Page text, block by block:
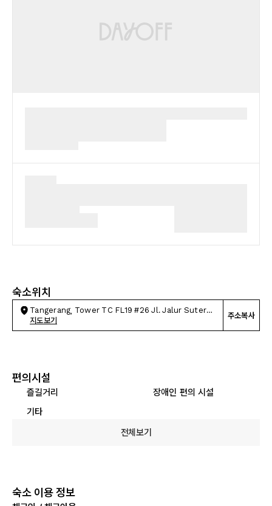
숙소위치
Tangerang, Tower TC FL19 #26 Jl. Jalur Sutera
Bar.
지도보기
주소복사
편의시설
즐길거리
장애인 편의 시설
기타
전체보기
숙소 이용 정보